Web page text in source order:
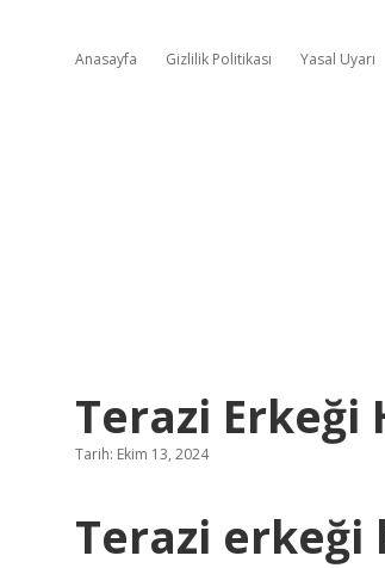
Anasayfa Gizlilik Politikası Yasal Uyarı
Terazi Erkeği
Tarih: Ekim 13, 2024
Terazi erkeği